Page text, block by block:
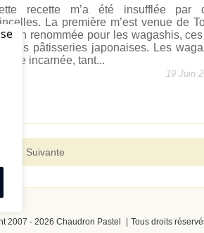
recette m’a été insufflée par
La première m’est venue de
renommée pour les wagashis,
pâtisseries japonaises. Les
incarnée, tant...
19 Juin
Suivante
2007 - 2026 Chaudron Pastel Tous droits